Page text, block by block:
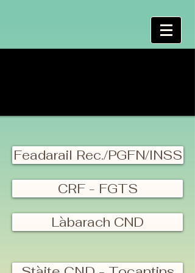
Feadarail Rec./PGFN/INSS
CRF - FGTS
Làbarach CND